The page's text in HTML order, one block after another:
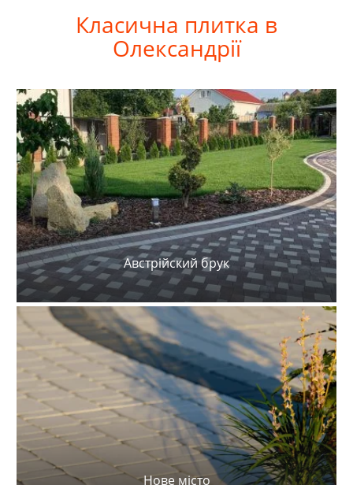
Класична плитка в
Олександрії
Австрійский брук
Нове місто